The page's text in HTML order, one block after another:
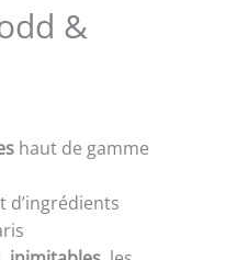
&
haut de gamme
d’ingrédients